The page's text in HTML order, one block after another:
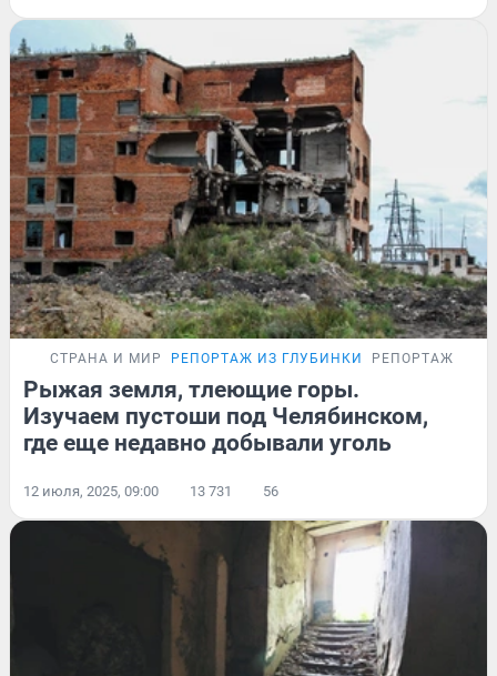
СТРАНА И МИР РЕПОРТАЖ ИЗ ГЛУБИНКИ РЕПОРТАЖ
Рыжая земля, тлеющие горы.
Изучаем пустоши под Челябинском,
где еще недавно добывали уголь
12 июля, 2025, 09:00 13 731 56